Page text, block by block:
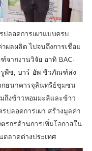
ปลอดการเผาแบบครบ
ผลผลิต ไปจนถึงการเชื่อม
ากงานวิจัย อาทิ BAC-
พืช, บาร์-อัพ ชีวภัณฑ์ส่ง
กธนาคารจุลินทรีย์ชุมชน
ถึงข้าวหอมมะลิและข้าว
ปลอดการเผา สร้างมูลค่า
รกรด้านการเพิ่มโอกาสใน
ตลาดต่างประเทศ